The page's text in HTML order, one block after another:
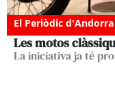
El Periòdic d'Andorra
Les motos
La iniciativa ja té